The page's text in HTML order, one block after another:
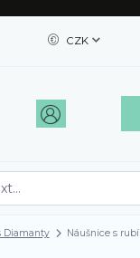
CZK
Diamanty Náušnice s